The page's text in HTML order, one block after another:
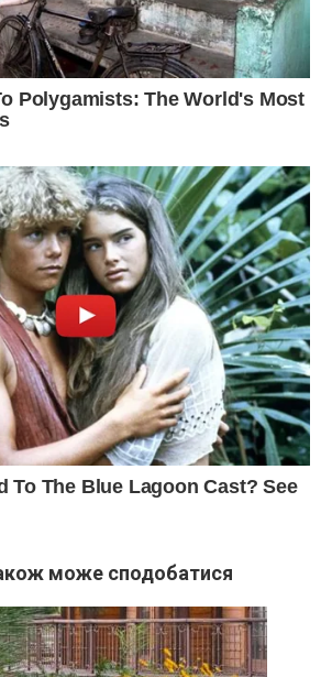
може сподобатися